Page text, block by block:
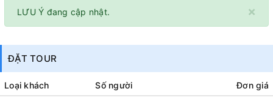
×
LƯU Ý đang cập nhật.
ĐẶT TOUR
Loại khách Số người Đơn giá